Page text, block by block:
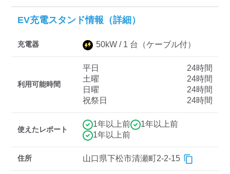
認証システム
三菱ディーラーを表示
日産ディーラーを表示
急速-44kW-以上
EV充電スタンド情報（詳細）
充電器 50kW / 1 台 （ケーブル付）
利用可能時間
平日
24時間
土曜
24時間
日曜
24時間
祝祭日
24時間
使えたレポート
1年以上前
1年以上前
1年以上前
住所 山口県下松市清瀬町2-2-15